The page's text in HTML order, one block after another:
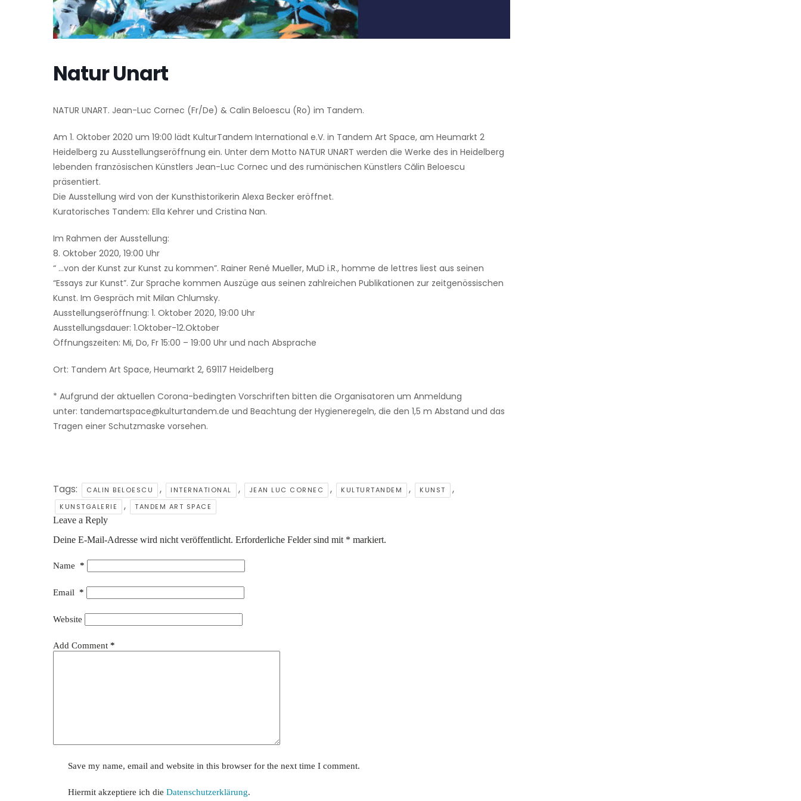
Natur Unart
NATUR UNART. Jean-Luc Cornec (Fr/De) & Calin Beloescu (Ro) im Tandem.
Am 1. Oktober 2020 um 19:00 lädt KulturTandem International e.V. in Tandem Art Space, am Heumarkt 2
Heidelberg zu Ausstellungseröffnung ein. Unter dem Motto NATUR UNART werden die Werke des in Heidelberg
lebenden französischen Künstlers Jean-Luc Cornec und des rumänischen Künstlers Călin Beloescu
präsentiert.
Die Ausstellung wird von der Kunsthistorikerin Alexa Becker eröffnet.
Kuratorisches Tandem: Ella Kehrer und Cristina Nan.
Im Rahmen der Ausstellung:
8. Oktober 2020, 19:00 Uhr
“ …von der Kunst zur Kunst zu kommen”. Rainer René Mueller, MuD i.R., homme de lettres liest aus seinen
“Essays zur Kunst”. Zur Sprache kommen Auszüge aus seinen zahlreichen Publikationen zur zeitgenössischen
Kunst. Im Gespräch mit Milan Chlumsky.
Ausstellungseröffnung: 1. Oktober 2020, 19:00 Uhr
Ausstellungsdauer: 1.Oktober-12.Oktober
Öffnungszeiten: Mi, Do, Fr 15:00 – 19:00 Uhr und nach Absprache
Ort: Tandem Art Space, Heumarkt 2, 69117 Heidelberg
* Aufgrund der aktuellen Corona-bedingten Vorschriften bitten die Organisatoren um Anmeldung
unter: tandemartspace@kulturtandem.de und Beachtung der Hygieneregeln, die den 1,5 m Abstand und das
Tragen einer Schutzmaske vorsehen.
Tags: CALIN BELOESCU , INTERNATIONAL , JEAN LUC CORNEC , KULTURTANDEM , KUNST ,
KUNSTGALERIE , TANDEM ART SPACE
Leave a Reply
Deine E-Mail-Adresse wird nicht veröffentlicht. Erforderliche Felder sind mit * markiert.
Name *
Email *
Website
Add Comment *
Save my name, email and website in this browser for the next time I comment.
Hiermit akzeptiere ich dieDatenschutzerklärung.